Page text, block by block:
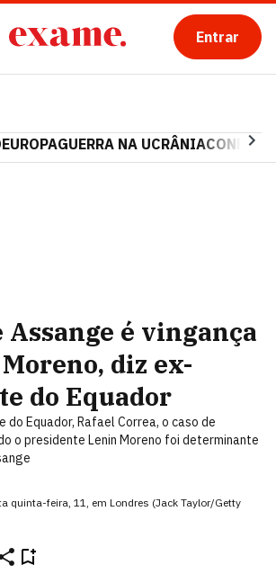
Entrar
EUROPAGUERRA NA UCRÂNIA
Assange é vingança
diz ex-
do Equador
do Equador, Rafael Correa, o caso de
o presidente Lenin Moreno foi determinante
quinta-feira, 11, em Londres (Jack Taylor/Getty